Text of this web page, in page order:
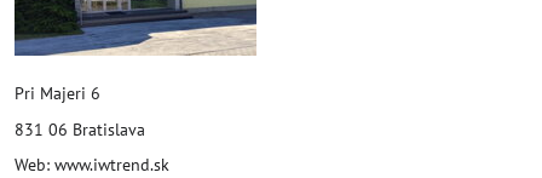
Pri Majeri 6
831 06 Bratislava
Web: www.iwtrend.sk